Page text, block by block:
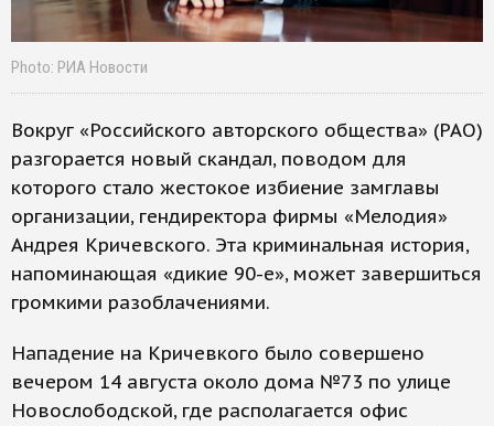
Photo: РИА Новости
Вокруг «Российского авторского общества» (РАО)
разгорается новый скандал, поводом для
которого стало жестокое избиение замглавы
организации, гендиректора фирмы «Мелодия»
Андрея Кричевского. Эта криминальная история,
напоминающая «дикие 90-е», может завершиться
громкими разоблачениями.
Нападение на Кричевкого было совершено
вечером 14 августа около дома №73 по улице
Новослободской, где располагается офис